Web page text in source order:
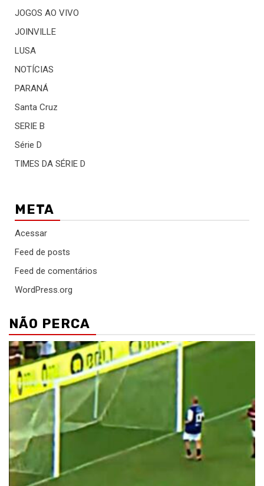
JOGOS AO VIVO
JOINVILLE
LUSA
NOTÍCIAS
PARANÁ
Santa Cruz
SERIE B
Série D
TIMES DA SÉRIE D
META
Acessar
Feed de posts
Feed de comentários
WordPress.org
NÃO PERCA